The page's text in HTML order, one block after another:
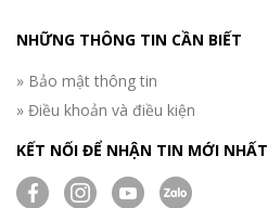
NHỮNG THÔNG TIN CẦN BIẾT
» Bảo mật thông tin
» Điều khoản và điều kiện
KẾT NỐI ĐỂ NHẬN TIN MỚI NHẤT